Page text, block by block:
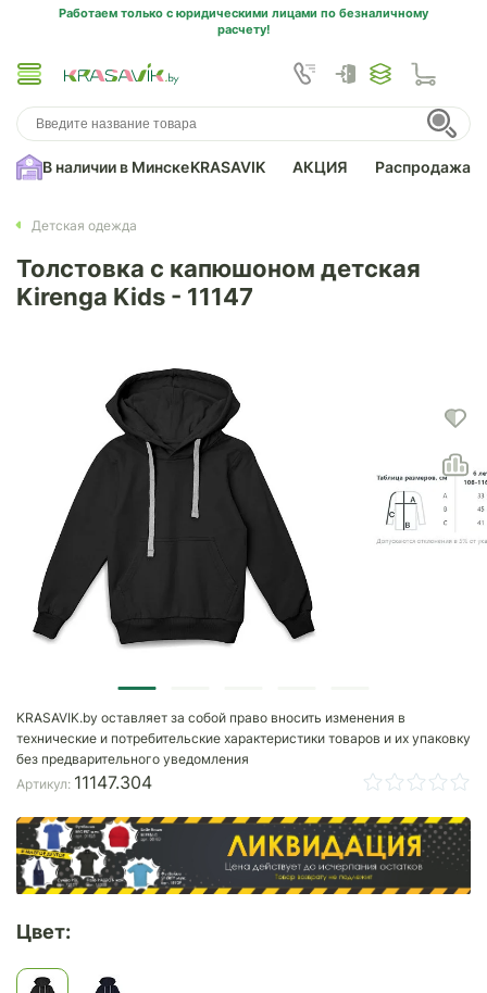
Работаем только с юридическими лицами по безналичному
расчету!
В наличии в МинскеKRASAVIK АКЦИЯ Распродажа
Детская одежда
Толстовка с капюшоном детская
Kirenga Kids - 11147
KRASAVIK.by оставляет за собой право вносить изменения в
технические и потребительские характеристики товаров и их упаковку
без предварительного уведомления
Артикул: 11147.304
Цвет: